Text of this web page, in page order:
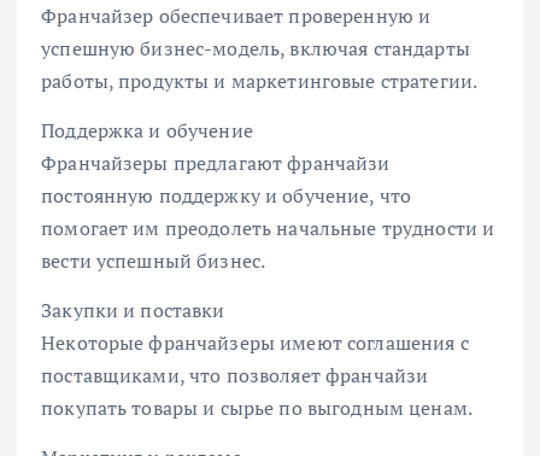
Франчайзер обеспечивает проверенную и
успешную бизнес-модель, включая стандарты
работы, продукты и маркетинговые стратегии.
Поддержка и обучение
Франчайзеры предлагают франчайзи
постоянную поддержку и обучение, что
помогает им преодолеть начальные трудности и
вести успешный бизнес.
Закупки и поставки
Некоторые франчайзеры имеют соглашения с
поставщиками, что позволяет франчайзи
покупать товары и сырье по выгодным ценам.